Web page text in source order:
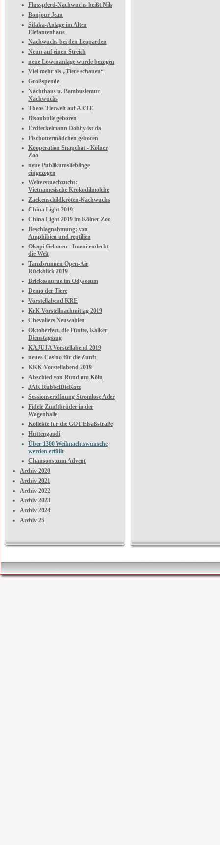
Flusspferd-Nachwuchs heißt Nils
Bonjour Jean
Sifaka-Anlage im Alten
Elefantenhaus
Nachwuchs bei den Leoparden
Neun auf einen Streich
neue Löwenanlage wurde bezogen
Viel mehr als „Tiere schauen“
Großspende
Nachthaus u. Bambuslemur-
Nachwuchs
Theos Tierwelt auf ARTE
Bisonbulle geboren
Erdferkelmann Dobby ist da
Fischottermädchen geboren
Kooperation Snapchat - Kölner
Zoo
neue Publikumslieblinge
eingezogen
Welterstnachzucht:
Vietnamesische Krokodilmolche
Zackenschildkröten-Nachwuchs
China Light 2019
China Light 2019 im Kölner Zoo
Beschlagnahmung: von
Amphibien und reptilien
Okapi Geboren - Imani endeckt
die Welt
Tanzbrunnen Open-Air
Rückblick 2019
Brickosaurus im Odysseum
Demo der Tiere
Vorstellabend KRE
KrK Vorstellnachmittag 2019
Chevaliers Neuwahlen
Oktoberfest, die Fünfte, Kalker
Dienstagszug
KAJUJA Vorstellabend 2019
neues Casino für die Zunft
KKK-Vorstellabend 2019
Abschied von Rund um Köln
JAK RubbelDieKatz
Sessionseröffnung Stromlose Ader
Fidele Zunftbrüder in der
Wagenhalle
Kollekte für die GOT Elsaßstraße
Hüttengaudi
Über 1300 Weihnachtswünsche
werden erfüllt
Chansons zum Advent
Archiv 2020
Archiv 2021
Archiv 2022
Archiv 2023
Archiv 2024
Archiv 25